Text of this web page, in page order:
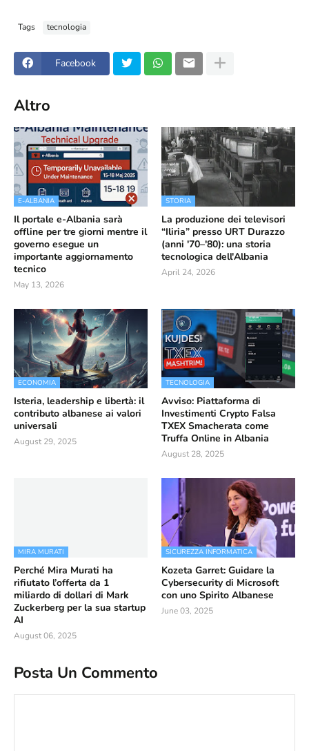
Tags tecnologia
Facebook
Altro
E-ALBANIA
Il portale e-Albania sarà
offline per tre giorni mentre il
governo esegue un
importante aggiornamento
tecnico
May 13, 2026
STORIA
La produzione dei televisori
“Iliria” presso URT Durazzo
(anni '70–'80): una storia
tecnologica dell'Albania
April 24, 2026
ECONOMIA
Isteria, leadership e libertà: il
contributo albanese ai valori
universali
August 29, 2025
TECNOLOGIA
Avviso: Piattaforma di
Investimenti Crypto Falsa
TXEX Smacherata come
Truffa Online in Albania
August 28, 2025
MIRA MURATI
Perché Mira Murati ha
rifiutato l’offerta da 1
miliardo di dollari di Mark
Zuckerberg per la sua startup
AI
August 06, 2025
SICUREZZA INFORMATICA
Kozeta Garret: Guidare la
Cybersecurity di Microsoft
con uno Spirito Albanese
June 03, 2025
Posta Un Commento